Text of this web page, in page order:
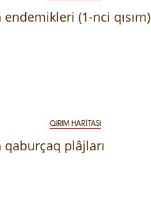
endemikleri (1-nci qısım)
QIRIM HARİTASI
qaburçaq plâjları